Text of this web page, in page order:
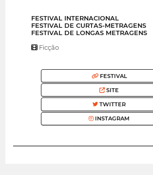
FESTIVAL INTERNACIONAL
FESTIVAL DE CURTAS-METRAGENS
FESTIVAL DE LONGAS METRAGENS
Ficção
FESTIVAL
SITE
TWITTER
INSTAGRAM